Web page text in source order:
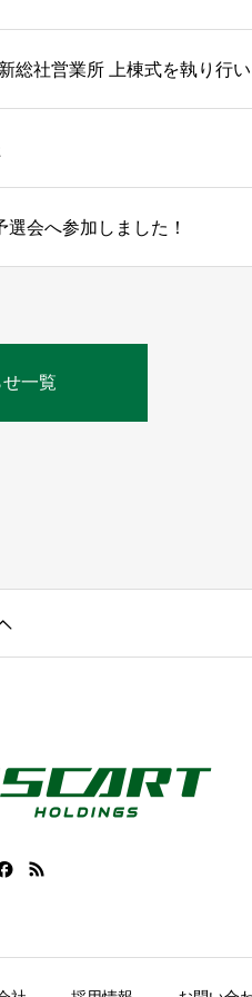
総社営業所 上棟式を執り行
会へ参加しました！
一覧